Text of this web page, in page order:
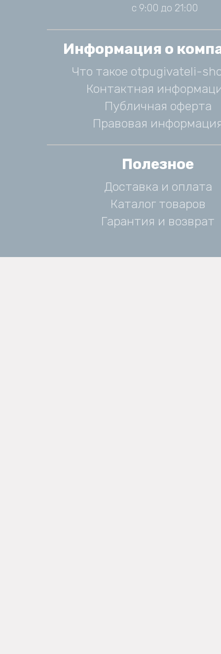
с 9:00 до 21:00
Информация о
Что такое otpugivateli-
Контактная
Публичная оферта
Правовая
Полезное
Доставка и оплата
Каталог товаров
Гарантия и возврат